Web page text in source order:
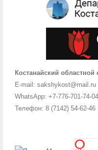
Костанайский
E-mail: sakshykost@mail.ru
WhatsApp: +7-776-701-74-04
Телефон: 8 (7142) 54-62-46